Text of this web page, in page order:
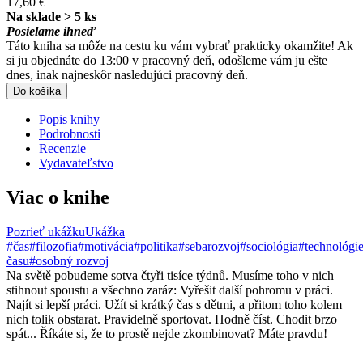
Na sklade > 5 ks
Posielame ihneď
Táto kniha sa môže na cestu ku vám vybrať prakticky okamžite! Ak
si ju objednáte do 13:00 v pracovný deň, odošleme vám ju ešte
dnes, inak najneskôr nasledujúci pracovný deň.
Do košíka
Popis knihy
Podrobnosti
Recenzie
Vydavateľstvo
Viac o knihe
Pozrieť ukážkuUkážka
#čas#filozofia#motivácia#politika#sebarozvoj#sociológia#technológie
času#osobný rozvoj
Na světě pobudeme sotva čtyři tisíce týdnů. Musíme toho v nich
stihnout spoustu a všechno zaráz: Vyřešit další pohromu v práci.
Najít si lepší práci. Užít si krátký čas s dětmi, a přitom toho kolem
nich tolik obstarat. Pravidelně sportovat. Hodně číst. Chodit brzo
spát... Říkáte si, že to prostě nejde zkombinovat? Máte pravdu!